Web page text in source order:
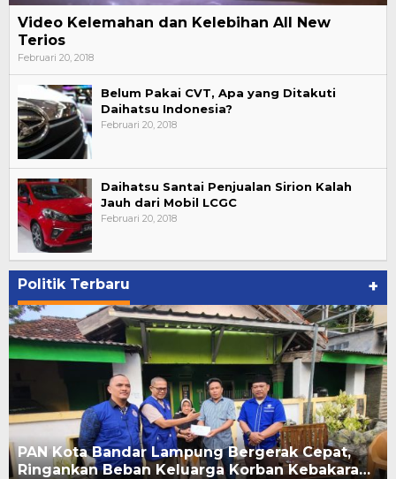
Video Kelemahan dan Kelebihan All New
Terios
Februari 20, 2018
Belum Pakai CVT, Apa yang Ditakuti
Daihatsu Indonesia?
Februari 20, 2018
Daihatsu Santai Penjualan Sirion Kalah
Jauh dari Mobil LCGC
Februari 20, 2018
Politik Terbaru +
PAN Kota Bandar Lampung Bergerak Cepat,
Ringankan Beban Keluarga Korban Kebakara…